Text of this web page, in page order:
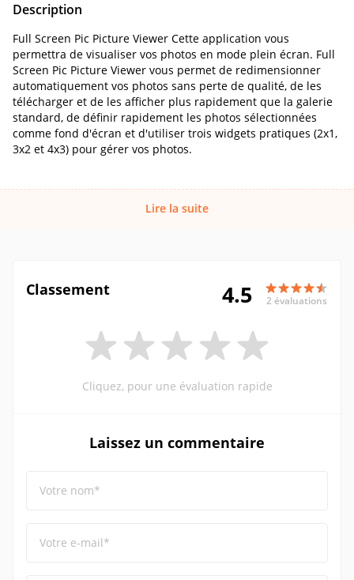
Description
Full Screen Pic Picture Viewer Cette application vous
permettra de visualiser vos photos en mode plein écran. Full
Screen Pic Picture Viewer vous permet de redimensionner
automatiquement vos photos sans perte de qualité, de les
télécharger et de les afficher plus rapidement que la galerie
standard, de définir rapidement les photos sélectionnées
comme fond d'écran et d'utiliser trois widgets pratiques (2x1,
3x2 et 4x3) pour gérer vos photos.
Lire la suite
Classement 4.5 2 évaluations
Cliquez, pour une évaluation rapide
Laissez un commentaire
Votre nom*
Votre e-mail*